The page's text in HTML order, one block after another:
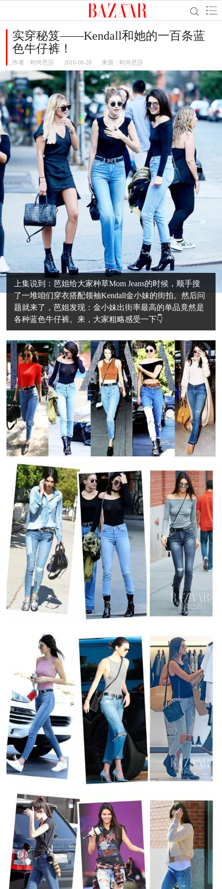
实穿秘笈——Kendall和她的一百条蓝
色牛仔裤！
作者： 时尚芭莎 2016-06-28 来源：时尚芭莎
上集说到：芭姐给大家种草Mom Jeans的时候，顺手搜
了一堆咱们穿衣搭配领袖Kendall金小妹的街拍。然后问
题就来了，芭姐发现：金小妹出街率最高的单品竟然是
各种蓝色牛仔裤。来，大家粗略感受一下👇